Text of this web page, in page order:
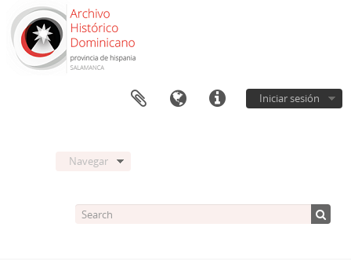
Iniciar sesión
Navegar